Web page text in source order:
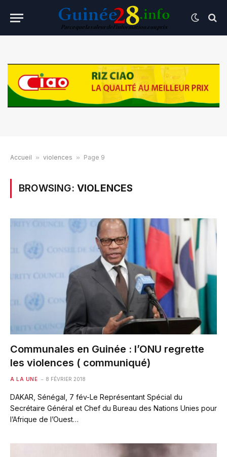
Accueil » violences » Page 9
BROWSING: VIOLENCES
Communales en Guinée : l’ONU regrette
les violences ( communiqué)
A LA UNE 8 FÉVRIER 2018
DAKAR, Sénégal, 7 fév-Le Représentant Spécial du
Secrétaire Général et Chef du Bureau des Nations Unies pour
l’Afrique de l’Ouest…